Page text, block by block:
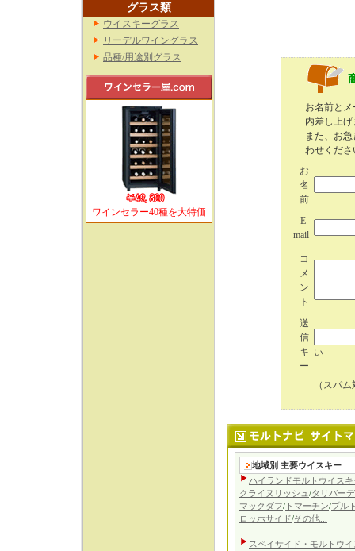
グラス類
ウイスキーグラス
リーデルワイングラス
品種/用途別グラス
ワインセラー40種を大特価
お名前と
内差し上
また、お
わせくださ
お
名
前
E-
mail
コ
メ
ン
ト
送
信
キ
ー
い
（スパ
地域別 主要ウイスキー
ハイランドモルトウイスキ
クライヌリッシュ /タリバー
マックダフ/ トマーチン/プル
ロッホサイド/その他...
スペイサイド・モルトウ